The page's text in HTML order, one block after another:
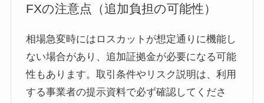
FXの注意点（追加負担の可能性）
相場急変時にはロスカットが想定通りに機能し
ない場合があり、追加証拠金が必要になる可能
性もあります。取引条件やリスク説明は、利用
する事業者の提示資料で必ず確認してくださ